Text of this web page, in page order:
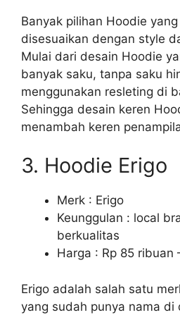
Banyak pilihan Hoodie
disesuaikan dengan style
Mulai dari desain Hoodie
banyak saku, tanpa saku
menggunakan resleting di
Sehingga desain keren
menambah keren
3. Hoodie Erigo
Merk : Erigo
Keunggulan : local
berkualitas
Harga : Rp 85 ribuan
Erigo adalah salah satu
yang sudah punya nama di